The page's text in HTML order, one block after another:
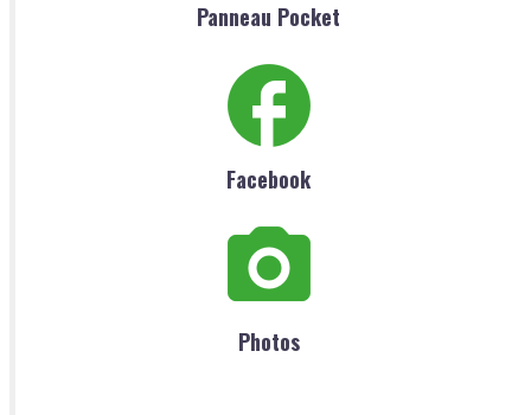
Panneau Pocket
Facebook
Photos